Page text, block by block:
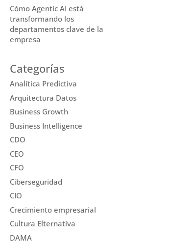
Cómo Agentic AI está
transformando los
departamentos clave de la
empresa
Categorías
Analítica Predictiva
Arquitectura Datos
Business Growth
Business Intelligence
CDO
CEO
CFO
Ciberseguridad
CIO
Crecimiento empresarial
Cultura Elternativa
DAMA